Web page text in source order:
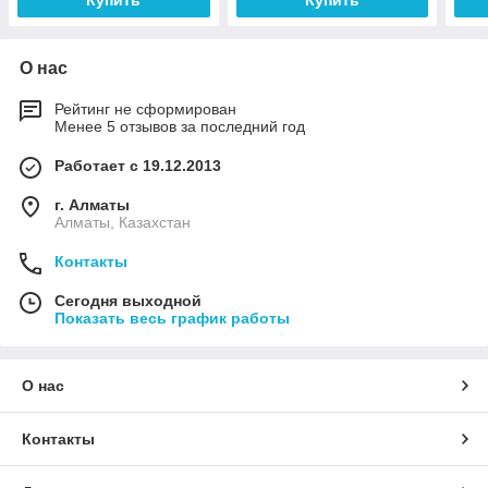
О нас
Рейтинг не сформирован
Менее 5 отзывов за последний год
Работает с 19.12.2013
г. Алматы
Алматы, Казахстан
Контакты
Сегодня выходной
Показать весь график работы
О нас
Контакты